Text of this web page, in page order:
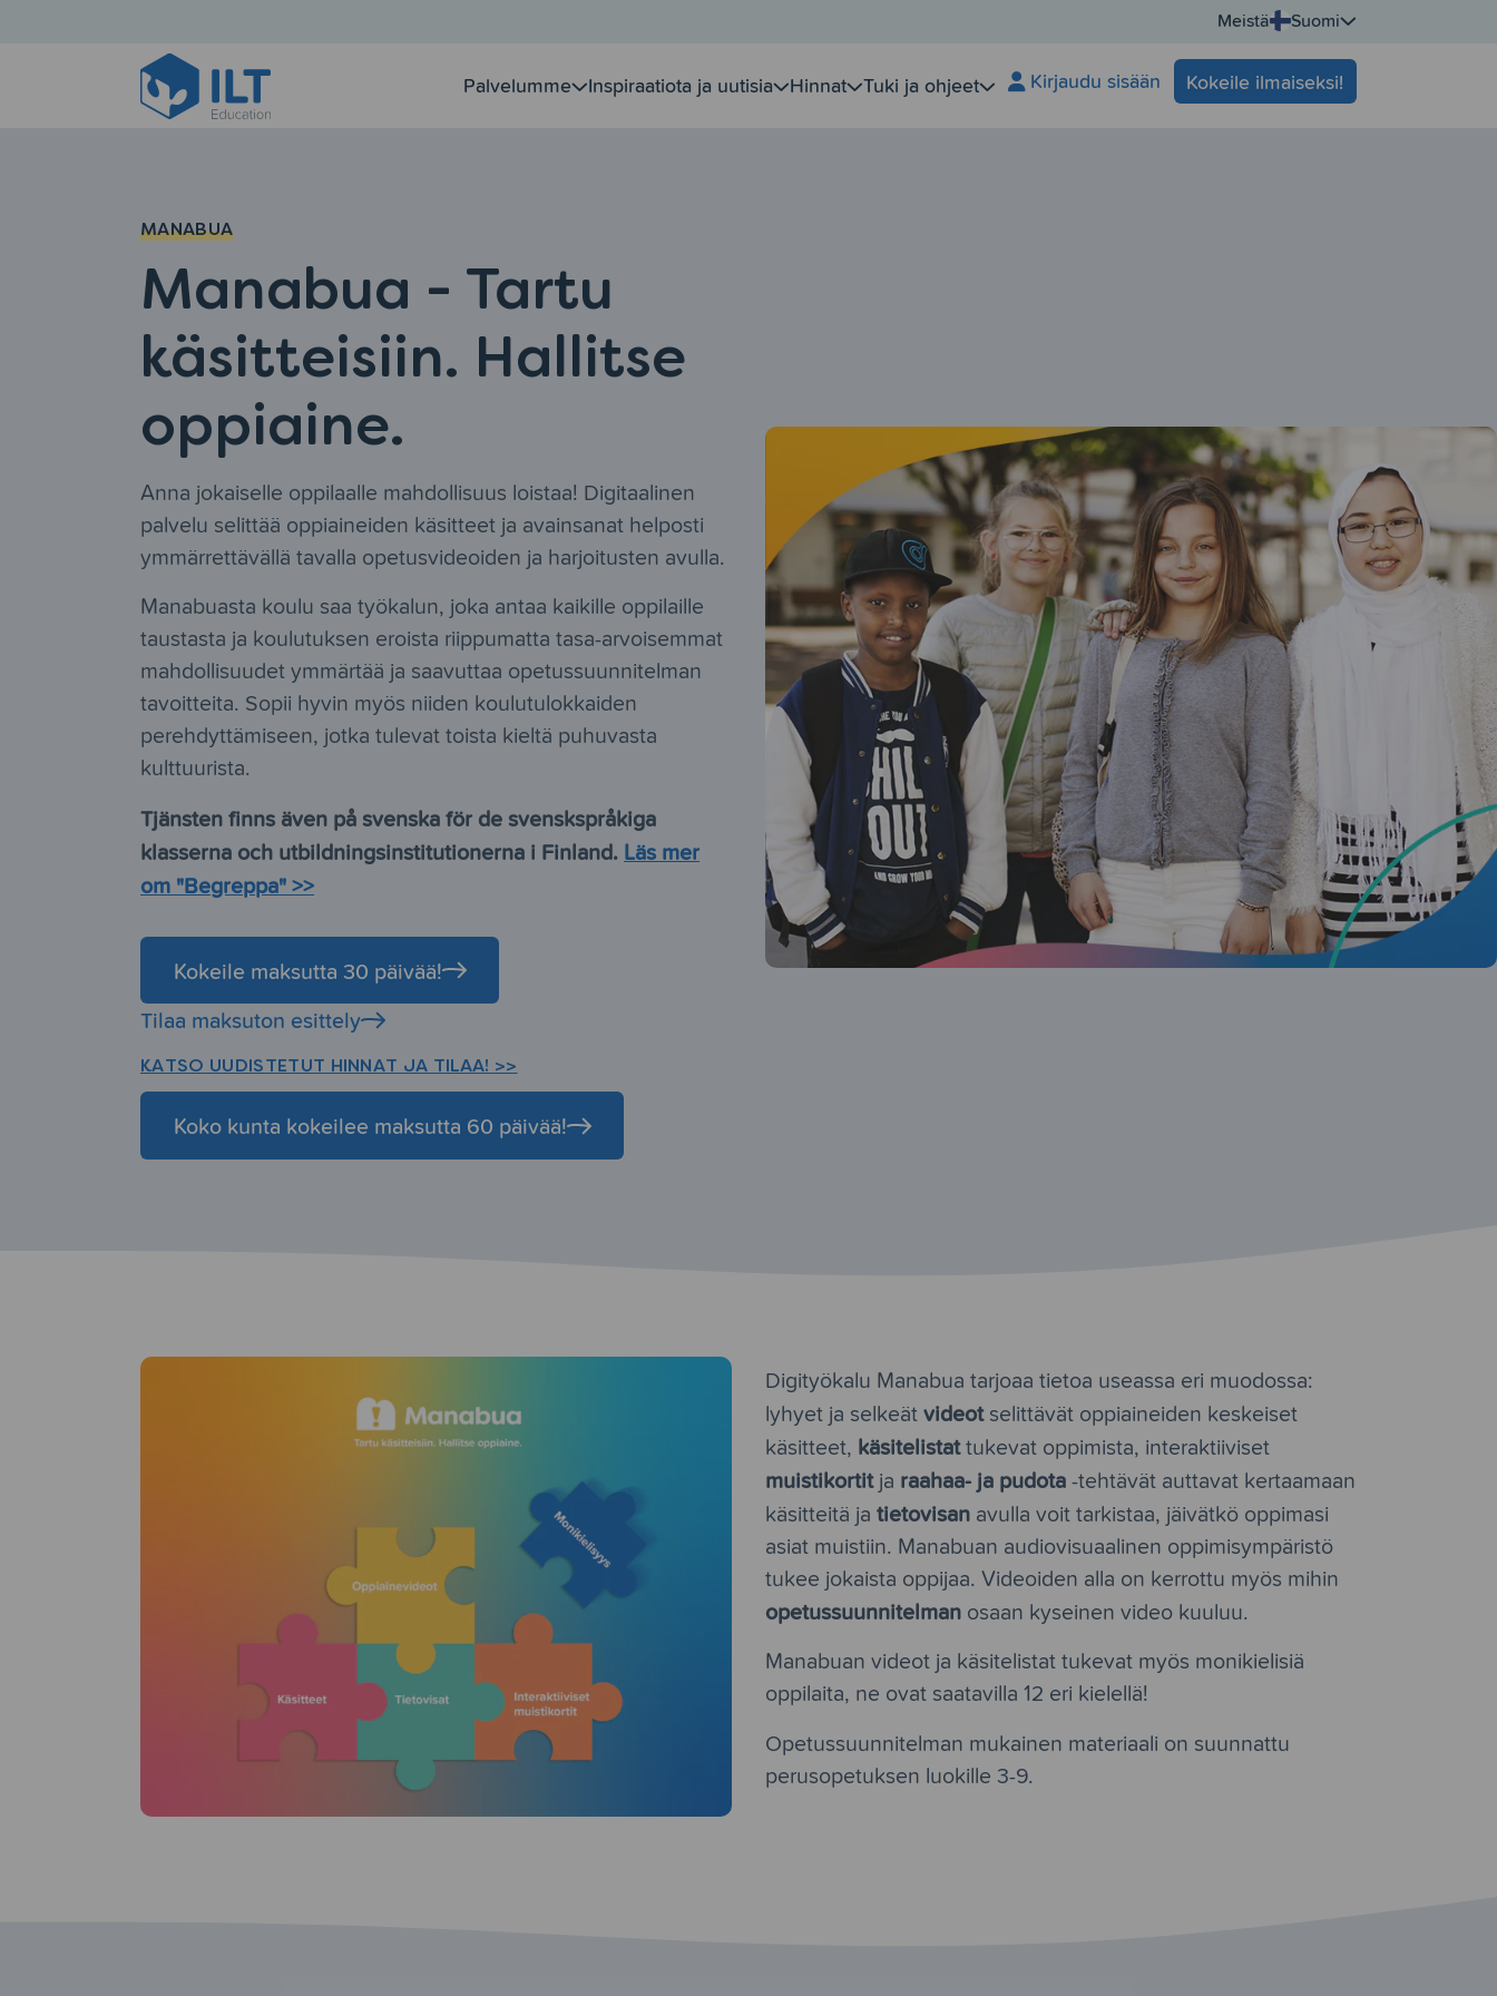
Meistä Suomi
Palvelumme Inspiraatiota ja uutisia Hinnat Tuki ja ohjeet Kirjaudu sisään Kokeile ilmaiseksi!
MANABUA
Manabua - Tartu
käsitteisiin. Hallitse
oppiaine.
Anna jokaiselle oppilaalle mahdollisuus loistaa! Digitaalinen
palvelu selittää oppiaineiden käsitteet ja avainsanat helposti
ymmärrettävällä tavalla opetusvideoiden ja harjoitusten avulla.
Manabuasta koulu saa työkalun, joka antaa kaikille oppilaille
taustasta ja koulutuksen eroista riippumatta tasa-arvoisemmat
mahdollisuudet ymmärtää ja saavuttaa opetussuunnitelman
tavoitteita. Sopii hyvin myös niiden koulutulokkaiden
perehdyttämiseen, jotka tulevat toista kieltä puhuvasta
kulttuurista.
Tjänsten finns även på svenska för de svenskspråkiga
klasserna och utbildningsinstitutionerna i Finland. Läs mer
om "Begreppa" >>
Kokeile maksutta 30 päivää!
Tilaa maksuton esittely
KATSO UUDISTETUT HINNAT JA TILAA! >>
Koko kunta kokeilee maksutta 60 päivää!
Digityökalu Manabua tarjoaa tietoa useassa eri muodossa:
lyhyet ja selkeätvideotselittävät oppiaineiden keskeiset
käsitteet, käsitelistattukevat oppimista, interaktiiviset
muistikortitja raahaa- ja pudota-tehtävät auttavat kertaamaan
käsitteitä jatietovisan avulla voit tarkistaa, jäivätkö oppimasi
asiat muistiin. Manabuan audiovisuaalinen oppimisympäristö
tukee jokaista oppijaa. Videoiden alla on kerrottu myös mihin
opetussuunnitelman osaan kyseinen video kuuluu.
Manabuan videot ja käsitelistat tukevat myös monikielisiä
oppilaita, ne ovat saatavilla 12 eri kielellä!
Opetussuunnitelman mukainen materiaali on suunnattu
perusopetuksen luokille 3-9.